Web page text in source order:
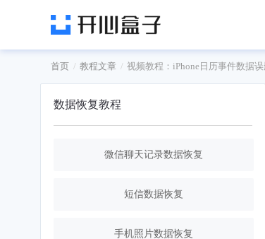
首页 教程文章 视频教程：iPhone日历事件数据
数据恢复教程
微信聊天记录数据恢复
短信数据恢复
手机照片数据恢复